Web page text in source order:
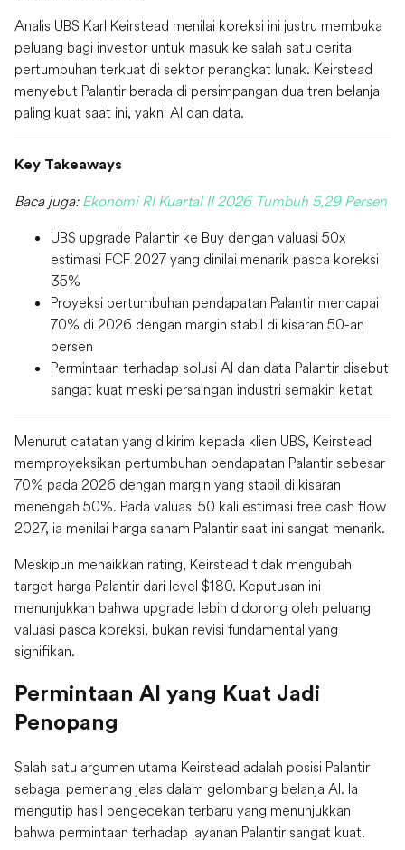
Analis UBS Karl Keirstead menilai koreksi ini justru membuka
peluang bagi investor untuk masuk ke salah satu cerita
pertumbuhan terkuat di sektor perangkat lunak. Keirstead
menyebut Palantir berada di persimpangan dua tren belanja
paling kuat saat ini, yakni AI dan data.
Key Takeaways
Baca juga: Ekonomi RI Kuartal II 2026 Tumbuh 5,29 Persen
UBS upgrade Palantir ke Buy dengan valuasi 50x
estimasi FCF 2027 yang dinilai menarik pasca koreksi
35%
Proyeksi pertumbuhan pendapatan Palantir mencapai
70% di 2026 dengan margin stabil di kisaran 50-an
persen
Permintaan terhadap solusi AI dan data Palantir disebut
sangat kuat meski persaingan industri semakin ketat
Menurut catatan yang dikirim kepada klien UBS, Keirstead
memproyeksikan pertumbuhan pendapatan Palantir sebesar
70% pada 2026 dengan margin yang stabil di kisaran
menengah 50%. Pada valuasi 50 kali estimasi free cash flow
2027, ia menilai harga saham Palantir saat ini sangat menarik.
Meskipun menaikkan rating, Keirstead tidak mengubah
target harga Palantir dari level $180. Keputusan ini
menunjukkan bahwa upgrade lebih didorong oleh peluang
valuasi pasca koreksi, bukan revisi fundamental yang
signifikan.
Permintaan AI yang Kuat Jadi
Penopang
Salah satu argumen utama Keirstead adalah posisi Palantir
sebagai pemenang jelas dalam gelombang belanja AI. Ia
mengutip hasil pengecekan terbaru yang menunjukkan
bahwa permintaan terhadap layanan Palantir sangat kuat.